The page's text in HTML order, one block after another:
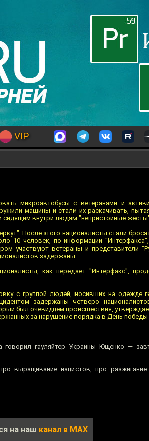
VIP
микроавтобусы с ветеранами и
машины и стали их раскачивать,
сидящим внутри людям "непристойные
После этого националисты стали
10 человек, по информации
участвуют ветераны и представители
задержаны.
как передает "Интерфакс",
с группой людей, носивших на одежде
задержаны четверо
был очевидцем происшествия,
за нарушение порядка в День победы
гауляйтер Украины Ющенко —
выращивание нацистов, про разжигание
на наш канал в MAX